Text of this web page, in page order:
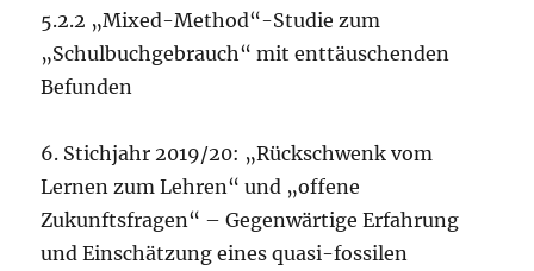
5.2.2 „Mixed-Method“-Studie zum
„Schulbuchgebrauch“ mit enttäuschenden
Befunden
6. Stichjahr 2019/20: „Rückschwenk vom
Lernen zum Lehren“ und „offene
Zukunftsfragen“ – Gegenwärtige Erfahrung
und Einschätzung eines quasi-fossilen